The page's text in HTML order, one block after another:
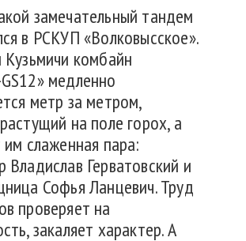
замечательный тандем
в РСКУП «Волковысское».
комбайн
медленно
метр за метром,
на поле горох, а
им слаженная пара:
Владислав Герватовский и
Софья Ланцевич. Труд
проверяет на
закаляет характер. А